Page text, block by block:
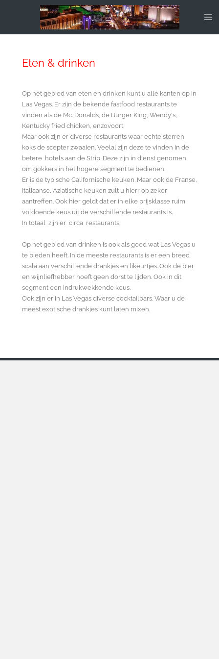
Eten & drinken
Op het gebied van eten en drinken kunt u alle kanten op in
Las Vegas. Er zijn de bekende fastfood restaurants te
vinden als de Mc. Donalds, de Burger King, Wendy's,
Kentucky fried chicken, enzovoort.
Maar ook zijn er diverse restaurants waar echte sterren
koks de scepter zwaaien. Veelal zijn deze te vinden in de
betere hotels aan de Strip. Deze zijn in dienst genomen
om gokkers in het hogere segment te bedienen.
Er is de typische Californische keuken. Maar ook de Franse,
Italiaanse, Aziatische keuken zult u hierr op zeker
aantreffen. Ook hier geldt dat er in elke prijsklasse ruim
voldoende keus uit de verschillende restaurants is.
In totaal zijn er circa restaurants.
Op het gebied van drinken is ook als goed wat Las Vegas u
te bieden heeft. In de meeste restaurants is er een breed
scala aan verschillende drankjes en likeurtjes. Ook de bier
en wijnliefhebber hoeft geen dorst te lijden. Ook in dit
segment een indrukwekkende keus.
Ook zijn er in Las Vegas diverse cocktailbars. Waar u de
meest exotische drankjes kunt laten mixen.